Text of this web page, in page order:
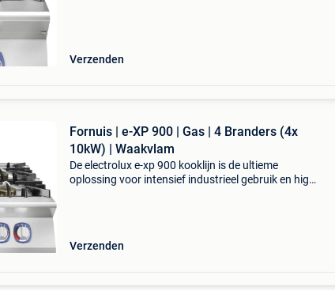
Verzenden
Fornuis | e-XP 900 | Gas | 4 Branders (4x
10kW) | Waakvlam
De electrolux e-xp 900 kooklijn is de ultieme
oplossing voor intensief industrieel gebruik en high-
Verzenden